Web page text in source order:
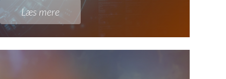
Læs mere